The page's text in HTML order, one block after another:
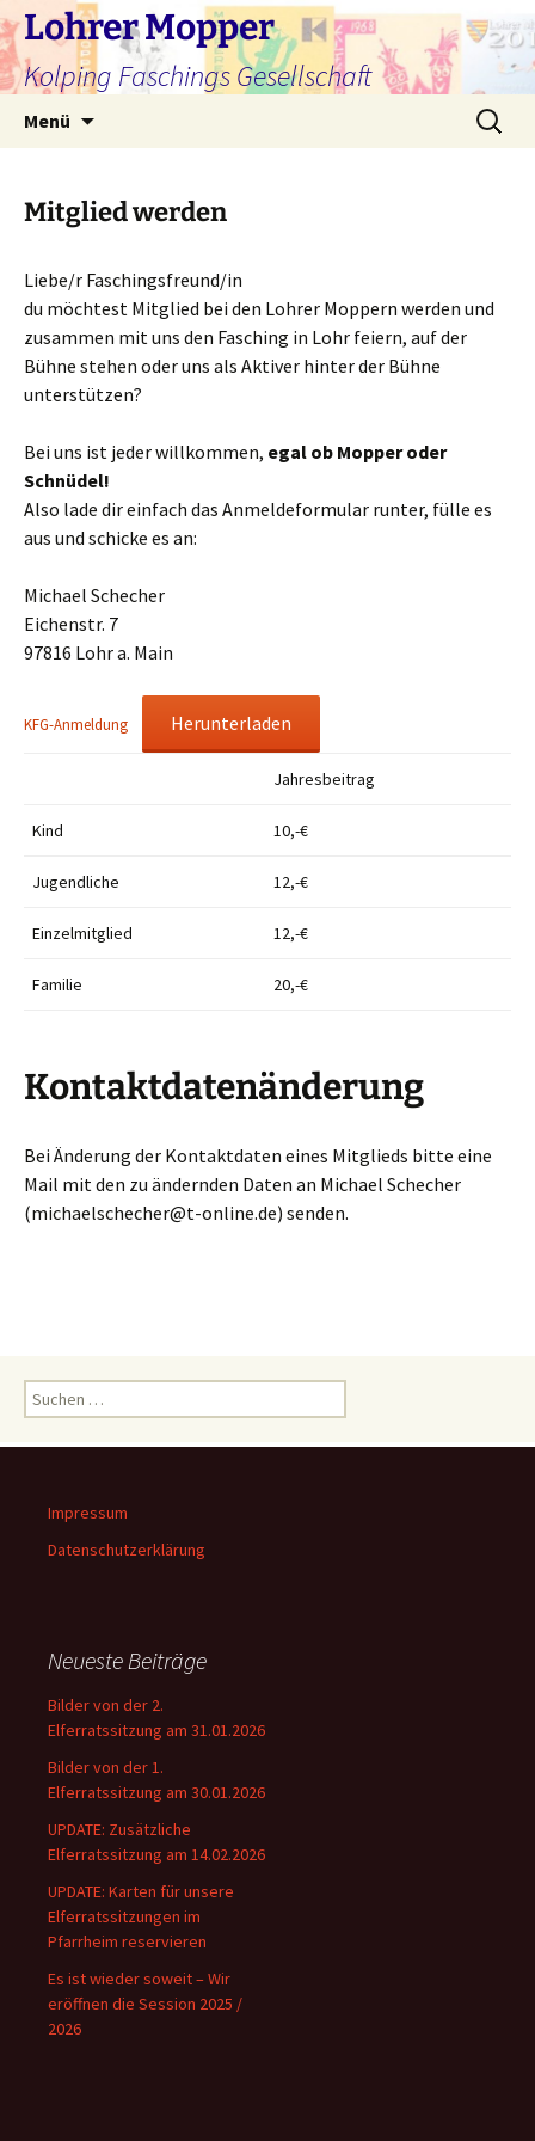
Zum
Inhalt
springen
Lohrer Mopper
Kolping Faschings Gesellschaft
Menü
Suchen
nach:
Mitglied werden
Liebe/r Faschingsfreund/in
du möchtest Mitglied bei den Lohrer Moppern werden und
zusammen mit uns den Fasching in Lohr feiern, auf der
Bühne stehen oder uns als Aktiver hinter der Bühne
unterstützen?
Bei uns ist jeder willkommen, egal ob Mopper oder
Schnüdel!
Also lade dir einfach das Anmeldeformular runter, fülle es
aus und schicke es an:
Michael Schecher
Eichenstr. 7
97816 Lohr a. Main
KFG-Anmeldung Herunterladen
Jahresbeitrag
Kind 10,-€
Jugendliche 12,-€
Einzelmitglied 12,-€
Familie 20,-€
Kontaktdatenänderung
Bei Änderung der Kontaktdaten eines Mitglieds bitte eine
Mail mit den zu ändernden Daten an Michael Schecher
(michaelschecher@t-online.de) senden.
Suchen
nach:
Impressum
Datenschutzerklärung
Neueste Beiträge
Bilder von der 2.
Elferratssitzung am 31.01.2026
Bilder von der 1.
Elferratssitzung am 30.01.2026
UPDATE: Zusätzliche
Elferratssitzung am 14.02.2026
UPDATE: Karten für unsere
Elferratssitzungen im
Pfarrheim reservieren
Es ist wieder soweit – Wir
eröffnen die Session 2025 /
2026